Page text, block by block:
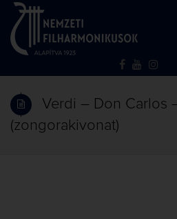
Verdi – Don Carlos
(zongorakivonat)